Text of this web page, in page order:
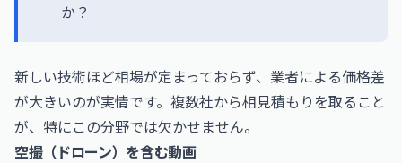
か？
新しい技術ほど相場が定まっておらず、業者による価格差
が大きいのが実情です。複数社から相見積もりを取ること
が、特にこの分野では欠かせません。
空撮（ドローン）を含む動画